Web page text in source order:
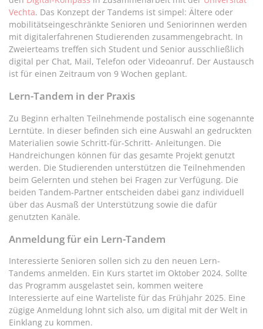
Vechta. Das Konzept der Tandems ist simpel: Ältere oder
mobilitätseingeschränkte Senioren und Seniorinnen werden
mit digitalerfahrenen Studierenden zusammengebracht. In
Zweierteams treffen sich Student und Senior ausschließlich
digital per Chat, Mail, Telefon oder Videoanruf. Der Austausch
ist für einen Zeitraum von 9 Wochen geplant.
Lern-Tandem in der Praxis
Zu Beginn erhalten Teilnehmende postalisch eine sogenannte
Lerntüte. In dieser befinden sich eine Auswahl an gedruckten
Materialien sowie Schritt-für-Schritt- Anleitungen. Die
Handreichungen können für das gesamte Projekt genutzt
werden. Die Studierenden unterstützen die Teilnehmenden
beim Gelernten und stehen bei Fragen zur Verfügung. Die
beiden Tandem-Partner entscheiden dabei ganz individuell
über das Ausmaß der Unterstützung sowie die dafür
genutzten Kanäle.
Anmeldung für ein Lern-Tandem
Interessierte Senioren sollen sich zu den neuen Lern-
Tandems anmelden. Ein Kurs startet im Oktober 2024. Sollte
das Programm ausgelastet sein, kommen weitere
Interessierte auf eine Warteliste für das Frühjahr 2025. Eine
zügige Anmeldung lohnt sich also, um digital mit der Welt in
Einklang zu kommen.